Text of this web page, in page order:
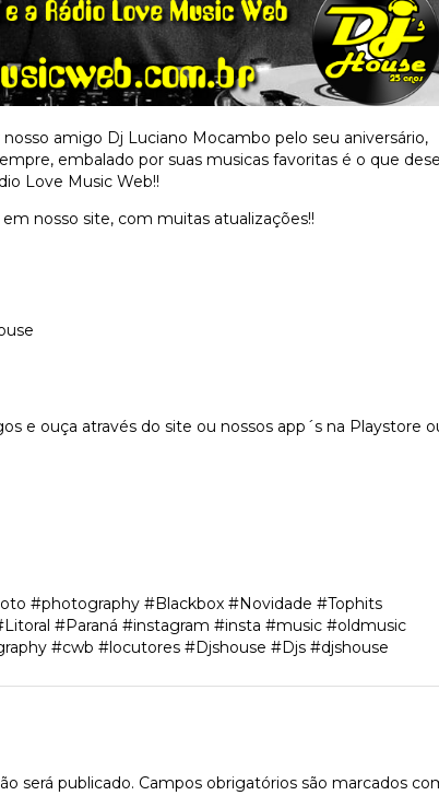
amigo Dj Luciano Mocambo pelo seu aniversário,
embalado por suas musicas favoritas é o que
Love Music Web!!
nosso site, com muitas atualizações!!
e ouça através do site ou nossos app´s na Playstore
#photography #Blackbox #Novidade #Tophits
#Paraná #instagram #insta #music #oldmusic
#cwb #locutores #Djshouse #Djs #djshouse
será publicado. Campos obrigatórios são marcados